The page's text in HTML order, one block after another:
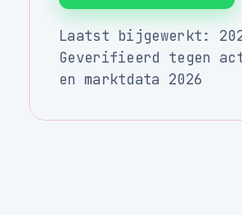
Laatst bijgewerkt:
Geverifieerd tegen
en marktdata 2026